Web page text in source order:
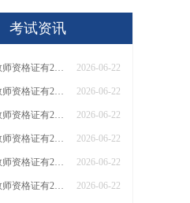
考试资讯
2026菏泽教师资格证有2000元补贴？怎么申请 2026-06-22
2026临沂教师资格证有2000元补贴？怎么申请 2026-06-22
2026聊城教师资格证有2000元补贴？怎么申请 2026-06-22
2026德州教师资格证有2000元补贴？怎么申请 2026-06-22
2026滨州教师资格证有2000元补贴？怎么申请 2026-06-22
2026日照教师资格证有2000元补贴？怎么申请 2026-06-22